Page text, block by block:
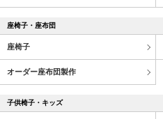
座椅子・座布団
座椅子
オーダー座布団製作
子供椅子・キッズ